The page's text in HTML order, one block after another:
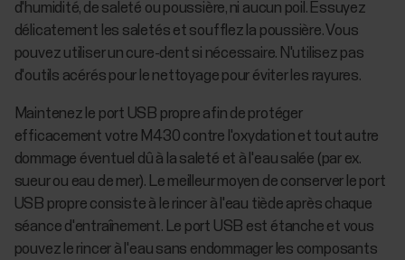
d'humidité, de saleté ou poussière, ni aucun poil. Essuyez
délicatement les saletés et soufflez la poussière. Vous
pouvez utiliser un cure-dent si nécessaire. N'utilisez pas
d'outils acérés pour le nettoyage pour éviter les rayures.
Maintenez le port USB propre afin de protéger
efficacement votre M430 contre l'oxydation et tout autre
dommage éventuel dû à la saleté et à l'eau salée (par ex.
sueur ou eau de mer). Le meilleur moyen de conserver le port
USB propre consiste à le rincer à l'eau tiède après chaque
séance d'entraînement. Le port USB est étanche et vous
pouvez le rincer à l'eau sans endommager les composants